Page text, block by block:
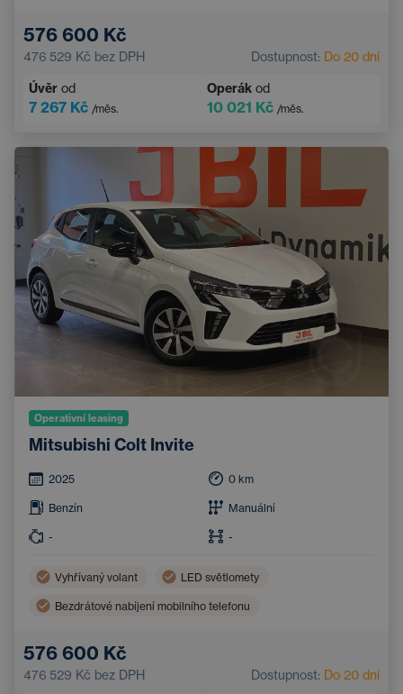
Bluetooth
576 600 Kč
476 529 Kč bez DPH Dostupnost: Do 20 dní
Úvěr od
7 267 Kč /měs.
Operák od
10 021 Kč /měs.
Operativní leasing
Mitsubishi Colt Invite
2025 0 km
Benzín Manuální
- -
Vyhřívaný volant LED světlomety
Bezdrátové nabíjení mobilního telefonu
Bluetooth
576 600 Kč
476 529 Kč bez DPH Dostupnost: Do 20 dní